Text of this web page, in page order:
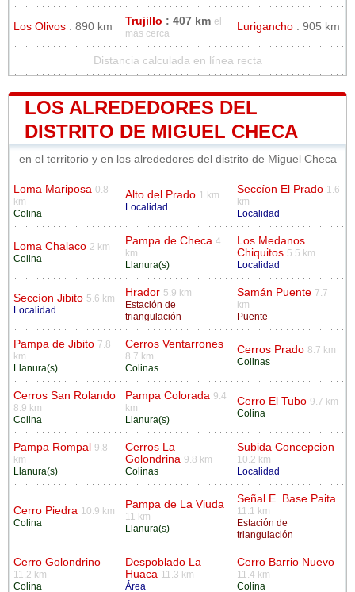
Los Olivos : 890 km Trujillo : 407 km el
más cerca
Lurigancho : 905 km
Distancia calculada en línea recta
LOS ALREDEDORES DEL
DISTRITO DE MIGUEL CHECA
en el territorio y en los alrededores del distrito de Miguel Checa
Loma Mariposa 0.8
km
Colina
Alto del Prado 1 km
Localidad
Seccíon El Prado 1.6
km
Localidad
Loma Chalaco 2 km
Colina
Pampa de Checa 4
km
Llanura(s)
Los Medanos
Chiquitos 5.5 km
Localidad
Seccíon Jibito 5.6 km
Localidad
Hrador 5.9 km
Estación de
triangulación
Samán Puente 7.7
km
Puente
Pampa de Jibito 7.8
km
Llanura(s)
Cerros Ventarrones
8.7 km
Colinas
Cerros Prado 8.7 km
Colinas
Cerros San Rolando
8.9 km
Colina
Pampa Colorada 9.4
km
Llanura(s)
Cerro El Tubo 9.7 km
Colina
Pampa Rompal
9.8
km
Llanura(s)
Cerros La
Golondrina 9.8 km
Colinas
Subida Concepcion
10.2 km
Localidad
Cerro Piedra 10.9 km
Colina
Pampa de La Viuda
11 km
Llanura(s)
Señal E. Base Paita
11.1 km
Estación de
triangulación
Cerro Golondrino
11.2 km
Colina
Despoblado La
Huaca 11.3 km
Área
Cerro Barrio Nuevo
11.4 km
Colina